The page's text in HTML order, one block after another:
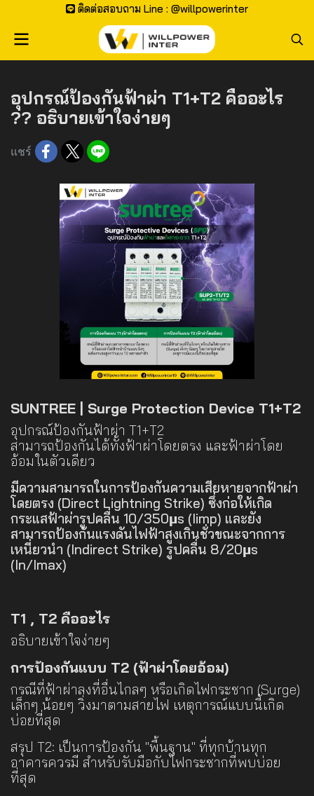
ติดต่อสอบถาม Line : @willpowerinter
อุปกรณ์ป้องกันฟ้าผ่า T1+T2 คืออะไร
?? อธิบายเข้าใจง่ายๆ
แชร์
SUNTREE | Surge Protection Device T1+T2
อุปกรณ์ป้องกันฟ้าผ่า T1+T2
สามารถป้องกันได้ทั้งฟ้าผ่าโดยตรง และฟ้าผ่าโดย
อ้อมในตัวเดียว
มีความสามารถในการป้องกันความเสียหายจากฟ้าผ่า
โดยตรง (Direct Lightning Strike) ซึ่งก่อให้เกิด
กระแสฟ้าผ่ารูปคลื่น 10/350µs (Iimp) และยัง
สามารถป้องกันแรงดันไฟฟ้าสูงเกินชั่วขณะจากการ
เหนี่ยวนำ (Indirect Strike) รูปคลื่น 8/20µs
(In/Imax)
T1 , T2 คืออะไร
อธิบายเข้าใจง่ายๆ
การป้องกันแบบ T2 (ฟ้าผ่าโดยอ้อม)
กรณีที่ฟ้าผ่าลงที่อื่นไกลๆ หรือเกิดไฟกระชาก (Surge)
เล็กๆ น้อยๆ วิ่งมาตามสายไฟ เหตุการณ์แบบนี้เกิด
บ่อยที่สุด
สรุป T2: เป็นการป้องกัน "พื้นฐาน" ที่ทุกบ้านทุก
อาคารควรมี สำหรับรับมือกับไฟกระชากที่พบบ่อย
ที่สุด